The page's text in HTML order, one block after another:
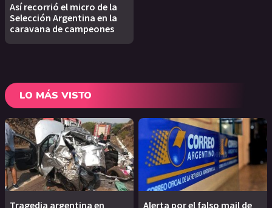
Así recorrió el micro de la
Selección Argentina en la
caravana de campeones
LO MÁS VISTO
Tragedia argentina en
Alerta por el falso mail de